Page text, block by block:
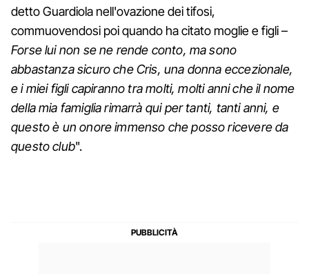
detto Guardiola nell'ovazione dei tifosi,
commuovendosi poi quando ha citato moglie e figli –
Forse lui non se ne rende conto, ma sono
abbastanza sicuro che Cris, una donna eccezionale,
e i miei figli capiranno tra molti, molti anni che il nome
della mia famiglia rimarrà qui per tanti, tanti anni, e
questo è un onore immenso che posso ricevere da
questo club".